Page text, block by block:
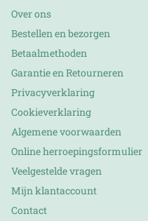
Over ons
Bestellen en bezorgen
Betaalmethoden
Garantie en Retourneren
Privacyverklaring
Cookieverklaring
Algemene voorwaarden
Online herroepingsformulier
Veelgestelde vragen
Mijn klantaccount
Contact